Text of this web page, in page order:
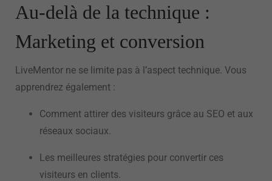
Au-delà de la technique :
Marketing et conversion
LiveMentor ne se limite pas à l’aspect technique. Vous
apprendrez également :
Comment attirer des visiteurs grâce au SEO et aux
réseaux sociaux.
Les meilleures stratégies pour convertir ces
visiteurs en clients.